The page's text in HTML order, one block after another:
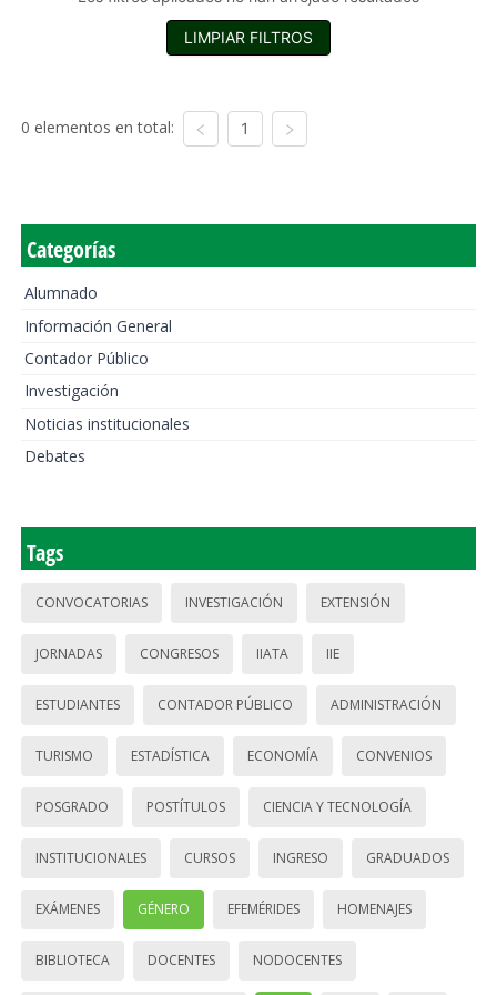
LIMPIAR FILTROS
0 elementos en total: 1
Categorías
Alumnado
Información General
Contador Público
Investigación
Noticias institucionales
Debates
Tags
CONVOCATORIAS INVESTIGACIÓN EXTENSIÓN
JORNADAS CONGRESOS IIATA IIE
ESTUDIANTES CONTADOR PÚBLICO ADMINISTRACIÓN
TURISMO ESTADÍSTICA ECONOMÍA CONVENIOS
POSGRADO POSTÍTULOS CIENCIA Y TECNOLOGÍA
INSTITUCIONALES CURSOS INGRESO GRADUADOS
EXÁMENES GÉNERO EFEMÉRIDES HOMENAJES
BIBLIOTECA DOCENTES NODOCENTES